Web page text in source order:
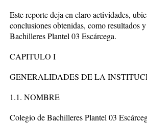
Este reporte deja en claro actividades,
conclusiones obtenidas, como resultados
Bachilleres Plantel 03 Escárcega.
CAPITULO I
GENERALIDADES DE LA
1.1. NOMBRE
Colegio de Bachilleres Plantel 03